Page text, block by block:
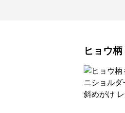
ヒョウ柄